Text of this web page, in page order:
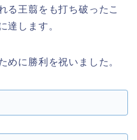
る王翦をも打ち破ったこ
達します。
めに勝利を祝いました。